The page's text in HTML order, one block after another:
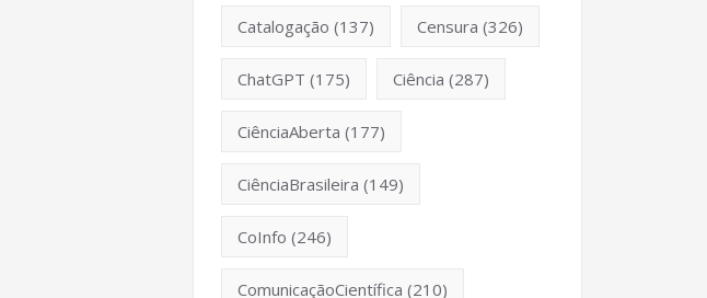
Catalogação (137) Censura (326)
ChatGPT (175) Ciência (287)
CiênciaAberta (177)
CiênciaBrasileira (149)
CoInfo (246)
ComunicaçãoCientífica (210)